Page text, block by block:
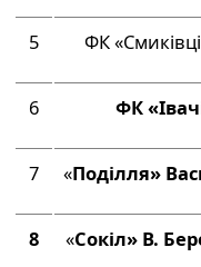
5 ФК
6 ФК
7 «Поділля»
8 «Сокіл» В.